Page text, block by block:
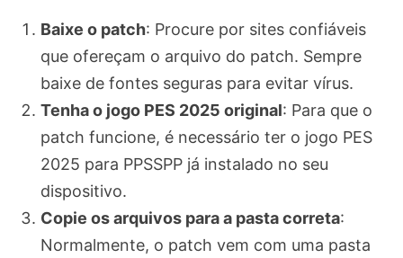
Baixe o patch: Procure por sites confiáveis
que ofereçam o arquivo do patch. Sempre
baixe de fontes seguras para evitar vírus.
Tenha o jogo PES 2025 original: Para que o
patch funcione, é necessário ter o jogo PES
2025 para PPSSPP já instalado no seu
dispositivo.
Copie os arquivos para a pasta correta:
Normalmente, o patch vem com uma pasta